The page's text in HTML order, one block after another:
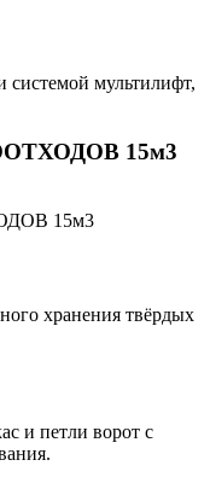
системой мультилифт,
15м3
хранения твёрдых
и петли ворот с